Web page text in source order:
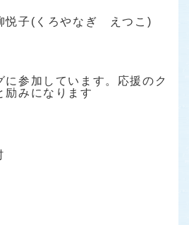
悦子(くろやなぎ えつこ)
に参加しています。応援のク
励みになります